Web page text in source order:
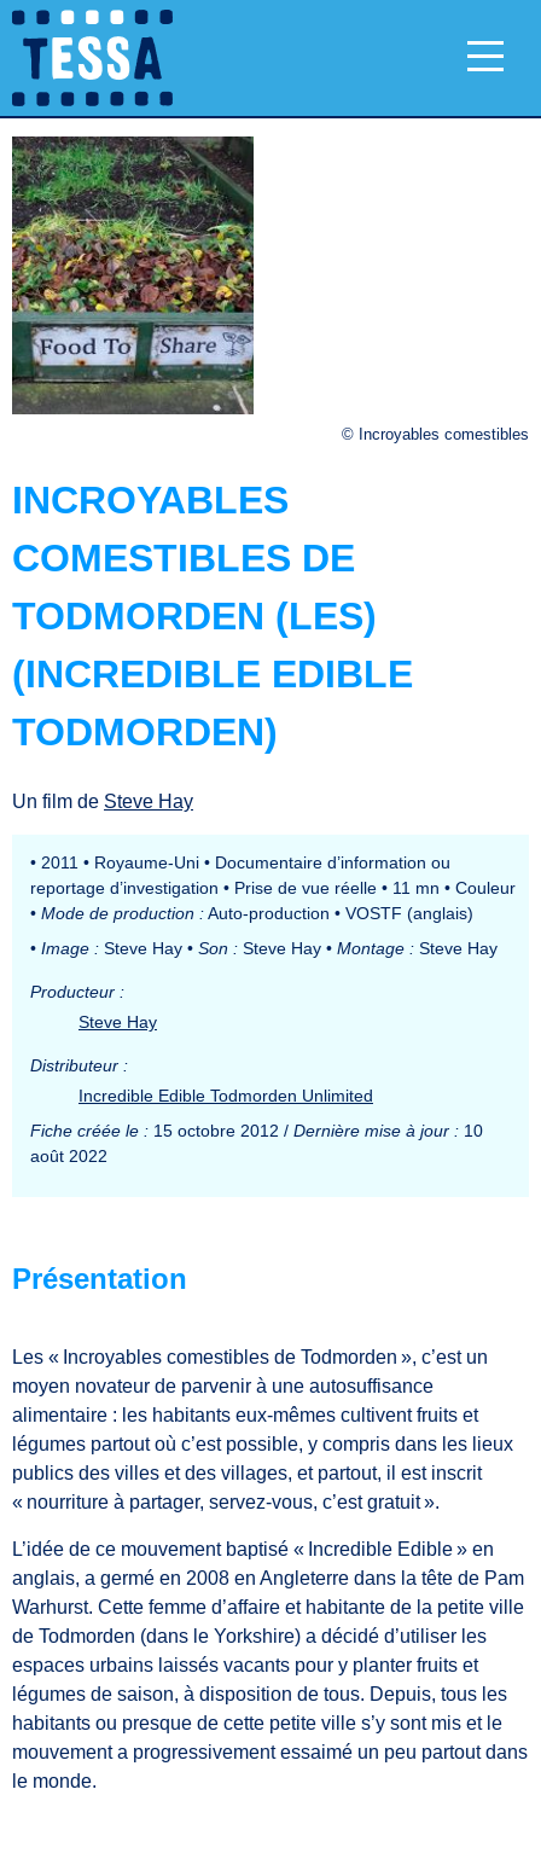
© Incroyables comestibles
INCROYABLES
COMESTIBLES DE
TODMORDEN (LES)
(INCREDIBLE EDIBLE
TODMORDEN)
Un film de Steve Hay
• 2011 • Royaume-Uni • Documentaire d’information ou
reportage d’investigation • Prise de vue réelle • 11 mn • Couleur
• Mode de production :Auto-production • VOSTF (anglais)
• Image : Steve Hay • Son : Steve Hay • Montage : Steve Hay
Producteur :
Steve Hay
Distributeur :
Incredible Edible Todmorden Unlimited
Fiche créée le : 15 octobre 2012 / Dernière mise à jour : 10
août 2022
Présentation
Les « Incroyables comestibles de Todmorden », c’est un
moyen novateur de parvenir à une autosuffisance
alimentaire : les habitants eux-mêmes cultivent fruits et
légumes partout où c’est possible, y compris dans les lieux
publics des villes et des villages, et partout, il est inscrit
« nourriture à partager, servez-vous, c’est gratuit ».
L’idée de ce mouvement baptisé « Incredible Edible » en
anglais, a germé en 2008 en Angleterre dans la tête de Pam
Warhurst. Cette femme d’affaire et habitante de la petite ville
de Todmorden (dans le Yorkshire) a décidé d’utiliser les
espaces urbains laissés vacants pour y planter fruits et
légumes de saison, à disposition de tous. Depuis, tous les
habitants ou presque de cette petite ville s’y sont mis et le
mouvement a progressivement essaimé un peu partout dans
le monde.